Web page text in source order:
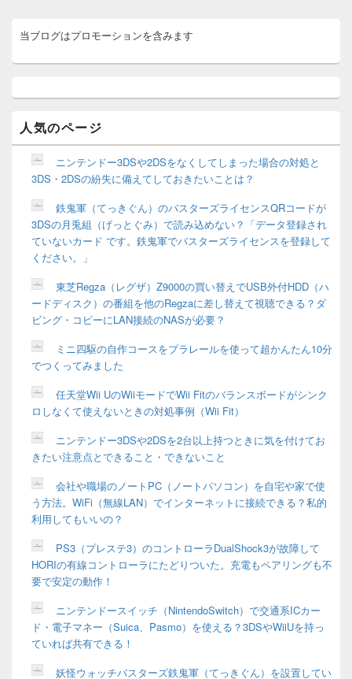
イ
サ
ド
ウ
当ブログはプロモーションを含みます
人気のページ
ニンテンドー3DSや2DSをなくしてしまった場合の対処と
3DS・2DSの紛失に備えてしておきたいことは？
鉄鬼軍（てっきぐん）のバスターズライセンスQRコードが
3DSの月兎組（げっとぐみ）で読み込めない？「データ登録され
ていないカード です。鉄鬼軍でバスターズライセンスを登録して
ください。」
東芝Regza（レグザ）Z9000の買い替えでUSB外付HDD（ハ
ードディスク）の番組を他のRegzaに差し替えて視聴できる？ダ
ビング・コピーにLAN接続のNASが必要？
ミニ四駆の自作コースをプラレールを使って超かんたん10分
でつくってみました
任天堂Wii UのWiiモードでWii Fitのバランスボードがシンク
ロしなくて使えないときの対処事例（Wii Fit）
ニンテンドー3DSや2DSを2台以上持つときに気を付けてお
きたい注意点とできること・できないこと
会社や職場のノートPC（ノートパソコン）を自宅や家で使
う方法。WiFi（無線LAN）でインターネットに接続できる？私的
利用してもいいの？
PS3（プレステ3）のコントローラDualShock3が故障して
HORIの有線コントローラにたどりついた。充電もペアリングも不
要で安定の動作！
ニンテンドースイッチ（NintendoSwitch）で交通系ICカー
ド・電子マネー（Suica、Pasmo）を使える？3DSやWiiUを持っ
ていれば共有できる！
妖怪ウォッチバスターズ鉄鬼軍（てっきぐん）を設置してい